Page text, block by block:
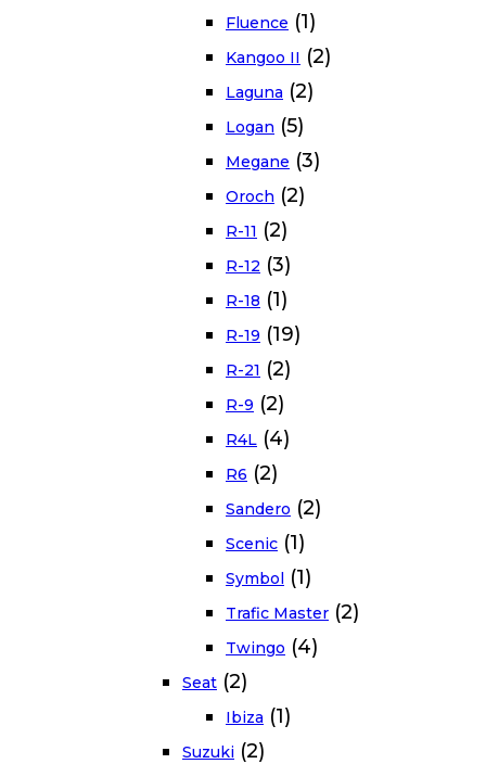
Fluence (1)
Kangoo II (2)
Laguna (2)
Logan (5)
Megane (3)
Oroch (2)
R-11 (2)
R-12 (3)
R-18 (1)
R-19 (19)
R-21 (2)
R-9 (2)
R4L (4)
R6 (2)
Sandero (2)
Scenic (1)
Symbol (1)
Trafic Master (2)
Twingo (4)
Seat (2)
Ibiza (1)
Suzuki (2)